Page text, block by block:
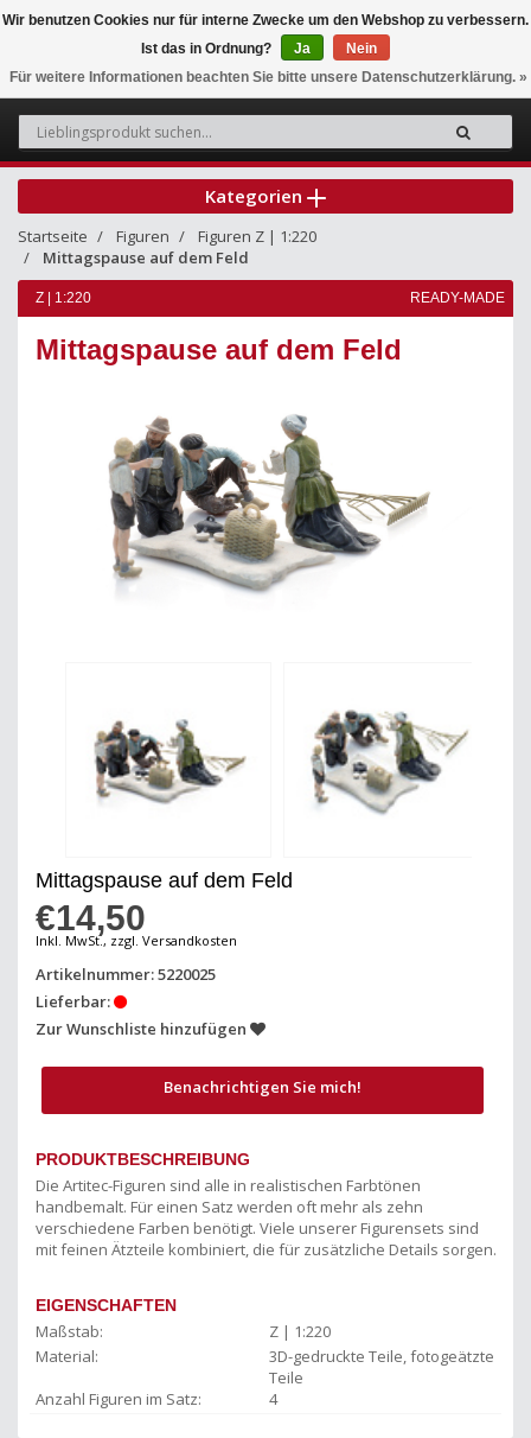
0
Kategorien
Startseite Figuren
Figuren Z | 1:220
Mittagspause auf dem Feld
Z | 1:220 READY-MADE
Mittagspause auf dem Feld
Mittagspause auf dem Feld
€14,50
Inkl. MwSt., zzgl. Versandkosten
Artikelnummer: 5220025
Lieferbar:
Zur Wunschliste hinzufügen
Benachrichtigen Sie mich!
PRODUKTBESCHREIBUNG
Die Artitec-Figuren sind alle in realistischen Farbtönen
handbemalt. Für einen Satz werden oft mehr als zehn
verschiedene Farben benötigt. Viele unserer Figurensets sind
mit feinen Ätzteile kombiniert, die für zusätzliche Details sorgen.
EIGENSCHAFTEN
Maßstab:
Z | 1:220
Material:
3D-gedruckte Teile, fotogeätzte
Teile
Anzahl Figuren im Satz:
4
Wir benutzen Cookies nur für interne Zwecke um den Webshop zu verbessern.
Ist das in Ordnung?
Ja
Nein
Für weitere Informationen beachten Sie bitte unsere Datenschutzerklärung. »